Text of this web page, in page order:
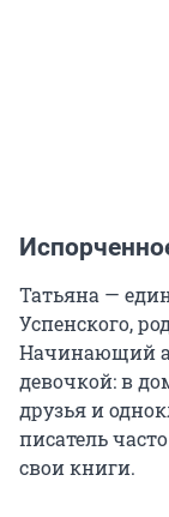
Татьяна —
Успенского,
Начинающий
девочкой: в
друзья и
писатель
свои книги.